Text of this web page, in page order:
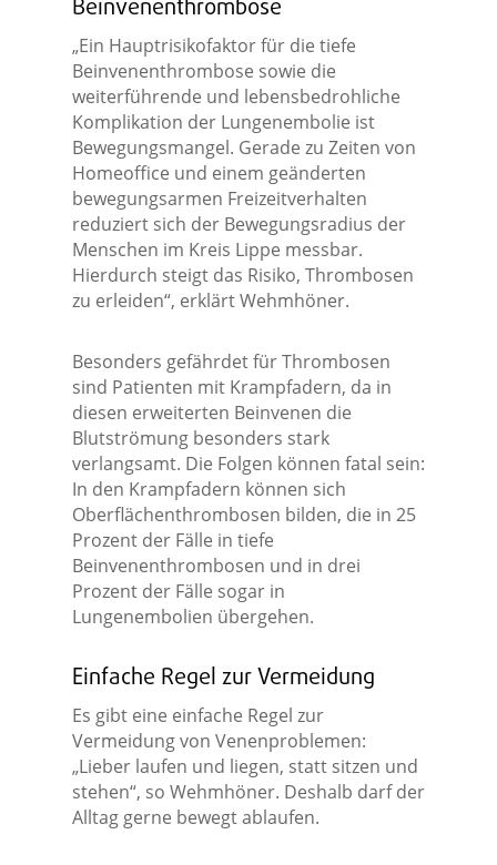
Beinvenenthrombose
„Ein Hauptrisikofaktor für die tiefe
Beinvenenthrombose sowie die
weiterführende und lebensbedrohliche
Komplikation der Lungenembolie ist
Bewegungsmangel. Gerade zu Zeiten von
Homeoffice und einem geänderten
bewegungsarmen Freizeitverhalten
reduziert sich der Bewegungsradius der
Menschen im Kreis Lippe messbar.
Hierdurch steigt das Risiko, Thrombosen
zu erleiden“, erklärt Wehmhöner.
Besonders gefährdet für Thrombosen
sind Patienten mit Krampfadern, da in
diesen erweiterten Beinvenen die
Blutströmung besonders stark
verlangsamt. Die Folgen können fatal sein:
In den Krampfadern können sich
Oberflächenthrombosen bilden, die in 25
Prozent der Fälle in tiefe
Beinvenenthrombosen und in drei
Prozent der Fälle sogar in
Lungenembolien übergehen.
Einfache Regel zur Vermeidung
Es gibt eine einfache Regel zur
Vermeidung von Venenproblemen:
„Lieber laufen und liegen, statt sitzen und
stehen“, so Wehmhöner. Deshalb darf der
Alltag gerne bewegt ablaufen.